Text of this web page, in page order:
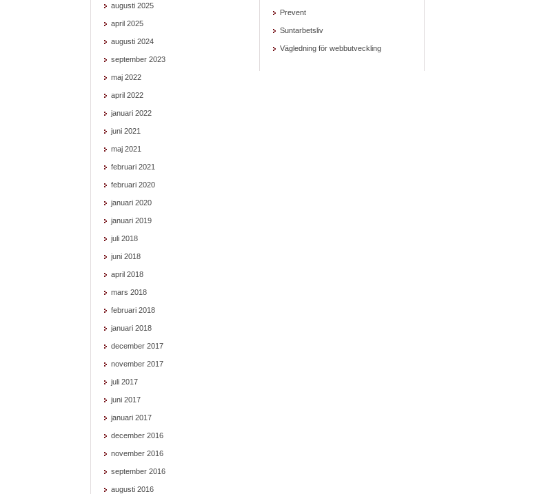
augusti 2025
april 2025
augusti 2024
september 2023
maj 2022
april 2022
januari 2022
juni 2021
maj 2021
februari 2021
februari 2020
januari 2020
januari 2019
juli 2018
juni 2018
april 2018
mars 2018
februari 2018
januari 2018
december 2017
november 2017
juli 2017
juni 2017
januari 2017
december 2016
november 2016
september 2016
augusti 2016
Prevent
Suntarbetsliv
Vägledning för webbutveckling